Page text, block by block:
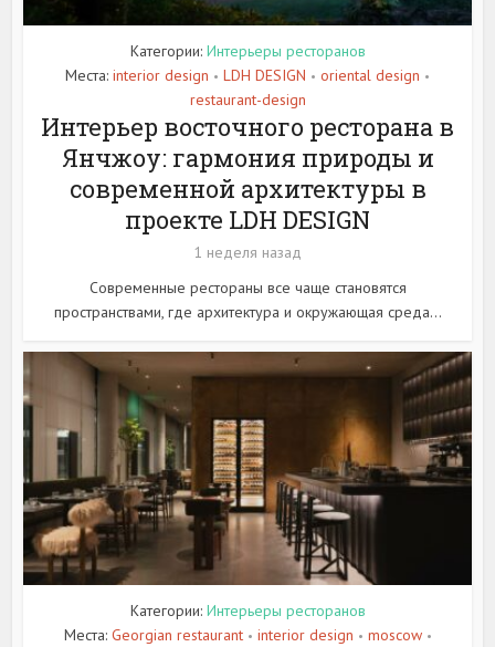
Категории: Интерьеры ресторанов
Места: interior design • LDH DESIGN • oriental design •
restaurant-design
Интерьер восточного ресторана в
Янчжоу: гармония природы и
современной архитектуры в
проекте LDH DESIGN
1 неделя назад
Современные рестораны все чаще становятся
пространствами, где архитектура и окружающая среда...
Категории: Интерьеры ресторанов
Места: Georgian restaurant • interior design • moscow •